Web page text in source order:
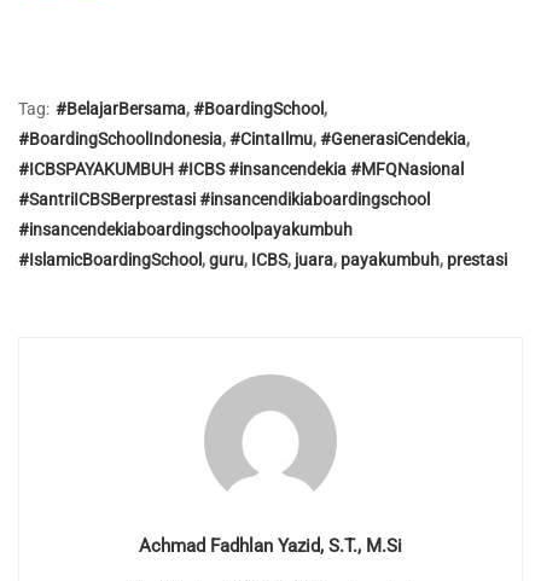
Tag: #BelajarBersama,#BoardingSchool ,
#BoardingSchoolIndonesia,#CintaIlmu,#GenerasiCendekia,
#ICBSPAYAKUMBUH #ICBS #insancendekia #MFQNasional
#SantriICBSBerprestasi #insancendikiaboardingschool
#insancendekiaboardingschoolpayakumbuh
#IslamicBoardingSchool ,guru, ICBS, juara, payakumbuh, prestasi
Achmad Fadhlan Yazid, S.T., M.Si